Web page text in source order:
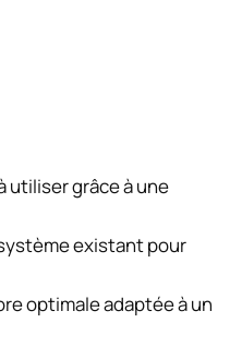
grâce à une
existant pour
optimale adaptée à un